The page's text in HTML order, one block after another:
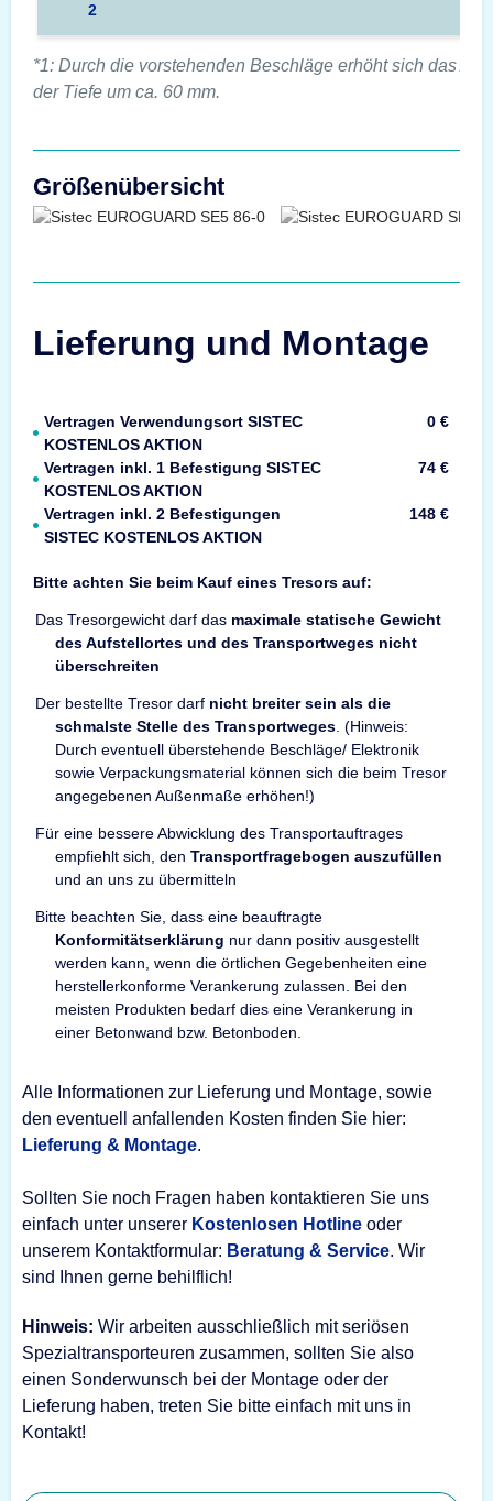
2
*1: Durch die vorstehenden Beschläge erhöht sich das
der Tiefe um ca. 60 mm.
Größenübersicht
Lieferung und Montage
Vertragen Verwendungsort SISTEC
KOSTENLOS AKTION
0 €
Vertragen inkl. 1 Befestigung SISTEC
KOSTENLOS AKTION
74 €
Vertragen inkl. 2 Befestigungen
SISTEC KOSTENLOS AKTION
148 €
Bitte achten Sie beim Kauf eines Tresors auf:
Das Tresorgewicht darf das maximale statische Gewicht
des Aufstellortes und des Transportweges nicht
überschreiten
Der bestellte Tresor darf nicht breiter sein als die
schmalste Stelle des Transportweges . (Hinweis:
Durch eventuell überstehende Beschläge/ Elektronik
sowie Verpackungsmaterial können sich die beim Tresor
angegebenen Außenmaße erhöhen!)
Für eine bessere Abwicklung des Transportauftrages
empfiehlt sich, den Transportfragebogen auszufüllen
und an uns zu übermitteln
Bitte beachten Sie, dass eine beauftragte
Konformitätserklärung nur dann positiv ausgestellt
werden kann, wenn die örtlichen Gegebenheiten eine
herstellerkonforme Verankerung zulassen. Bei den
meisten Produkten bedarf dies eine Verankerung in
einer Betonwand bzw. Betonboden.
Alle Informationen zur Lieferung und Montage, sowie
den eventuell anfallenden Kosten finden Sie hier:
Lieferung & Montage.
Sollten Sie noch Fragen haben kontaktieren Sie uns
einfach unter unserer Kostenlosen Hotline oder
unserem Kontaktformular: Beratung & Service. Wir
sind Ihnen gerne behilflich!
Hinweis: Wir arbeiten ausschließlich mit seriösen
Spezialtransporteuren zusammen, sollten Sie also
einen Sonderwunsch bei der Montage oder der
Lieferung haben, treten Sie bitte einfach mit uns in
Kontakt!